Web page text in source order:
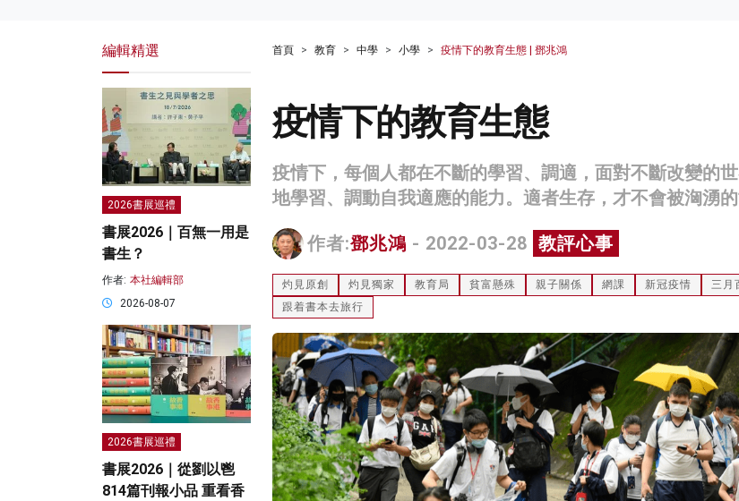
首頁 教育 中學 小學 疫情下的教育生態 | 鄧兆鴻
疫情下的教育生態
疫情下，每個人都在不斷的學習、調適，面對不斷改變的
地學習、調動自我適應的能力。適者生存，才不會被洶湧的
作者:鄧兆鴻 - 2022-03-28 教評心事
灼見原創 灼見獨家 教育局 貧富懸殊 親子關係 網課 新冠疫情
三月
跟着書本去旅行
編輯精選
2026書展巡禮
書展2026｜百無一用是
書生？
作者: 本社編輯部
2026-08-07
2026書展巡禮
書展2026｜從劉以鬯
814篇刊報小品 重看香